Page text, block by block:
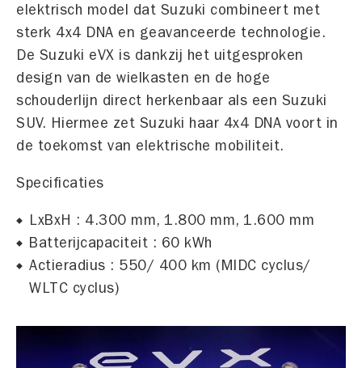
elektrisch model dat Suzuki combineert met
sterk 4x4 DNA en geavanceerde technologie.
De Suzuki eVX is dankzij het uitgesproken
design van de wielkasten en de hoge
schouderlijn direct herkenbaar als een Suzuki
SUV. Hiermee zet Suzuki haar 4x4 DNA voort in
de toekomst van elektrische mobiliteit.
Specificaties
LxBxH : 4.300 mm, 1.800 mm, 1.600 mm
Batterijcapaciteit : 60 kWh
Actieradius : 550/ 400 km (MIDC cyclus/
WLTC cyclus)